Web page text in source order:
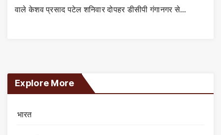
वाले केशव प्रसाद पटेल शनिवार दोपहर डीसीपी गंगानगर से…
Explore More
भारत